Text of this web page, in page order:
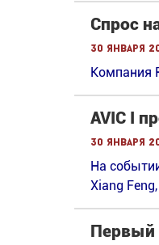
Спрос
30 января
Компания
AVIC I
30 января
На
Xiang
Первый